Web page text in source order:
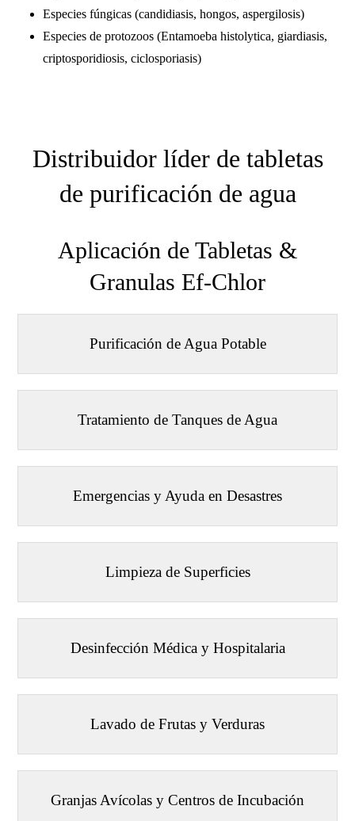
Especies fúngicas (candidiasis, hongos, aspergilosis)
Especies de protozoos (Entamoeba histolytica, giardiasis,
criptosporidiosis, ciclosporiasis)
Distribuidor líder de tabletas
de purificación de agua
Aplicación de Tabletas &
Granulas Ef-Chlor
Purificación de Agua Potable
Tratamiento de Tanques de Agua
Emergencias y Ayuda en Desastres
Limpieza de Superficies
Desinfección Médica y Hospitalaria
Lavado de Frutas y Verduras
Granjas Avícolas y Centros de Incubación